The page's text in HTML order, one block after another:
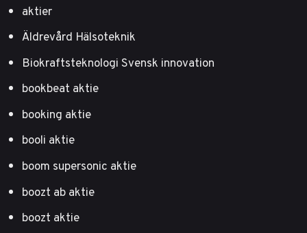
aktier
Äldrevård Hälsoteknik
Biokraftsteknologi Svensk innovation
bookbeat aktie
booking aktie
booli aktie
boom supersonic aktie
boozt ab aktie
boozt aktie